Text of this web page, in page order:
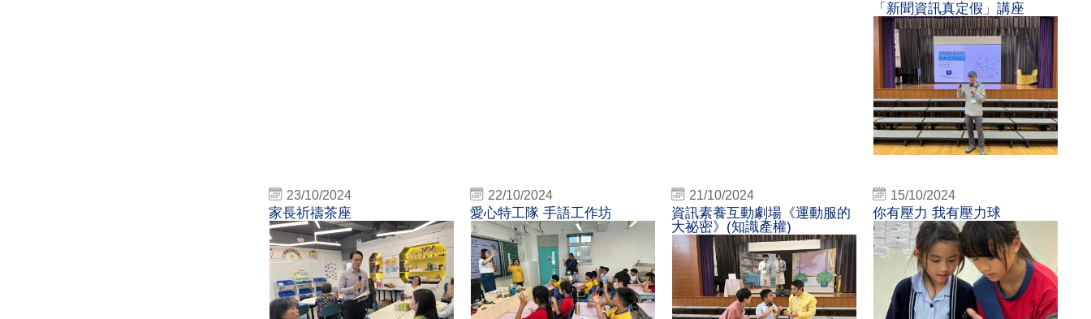
「新聞資訊真定假」講座
23/10/2024
家長祈禱茶座
22/10/2024
愛心特工隊 手語工作坊
21/10/2024
資訊素養互動劇場《運動服的
大祕密》(知識產權)
15/10/2024
你有壓力 我有壓力球